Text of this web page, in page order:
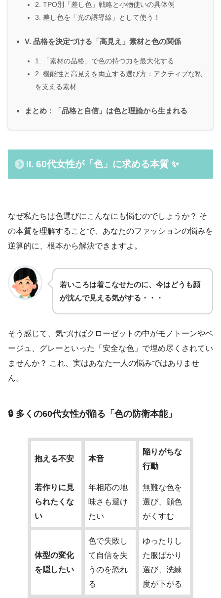
2. TPO別「差し色」戦略と小物使いの具体例
3. 差し色を「光の誘導線」として使う！
V. 品格を決定づける「高見え」素材と色の関係
1. 「素材の品格」で色の持つ力を最大化する
2. 機能性と高見えを両立する選び方：アクティブな私
を支える素材
まとめ：「品格と自信」は色と理論から生まれる
II. 60代女性が「色」に求める本質 ✨
なぜ私たちは色選びにこんなにも悩むのでしょうか？ そ
の本質を理解することで、あなたのファッションの悩みを
逆算的に、根本から解決できますよ。
若いころは着こなせたのに、今はどうも顔
が沈んで見える気がする・・・
そう感じて、気づけばクローゼットの中がモノトーンやベ
ージュ、グレーといった「安全な色」で埋め尽くされてい
ませんか？ これ、実はあなた一人の悩みではありませ
ん。
🔒 多くの60代女性が陥る「色の防衛本能」
抱える不安 本音
陥りがちな
行動
若作りに見
られたくな
い
年相応の地
味さも避け
たい
無難な色を
選び、顔色
がくすむ
体型の変化
を隠したい
色で失敗し
て自信を失
うのを恐れ
る
ゆったりし
た服ばかり
選び、洗練
度が下がる